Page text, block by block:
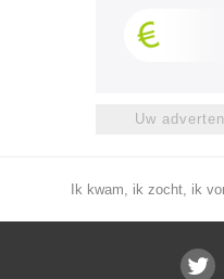
Uw
Ik kwam, ik zocht, ik